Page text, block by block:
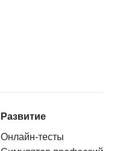
Развитие
Онлайн-тесты